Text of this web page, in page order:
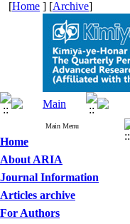
[Home ] [Archive]
Main Menu
Home
About ARIA
Journal Information
Articles archive
For Authors